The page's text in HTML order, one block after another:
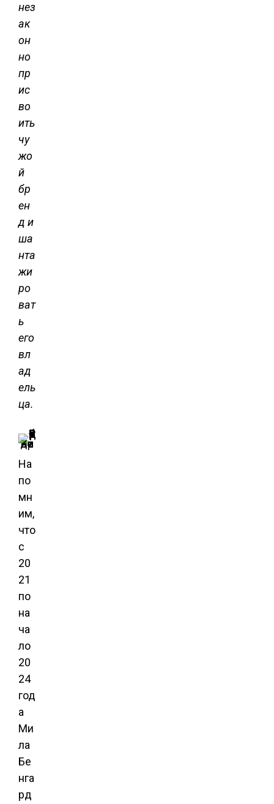
нез
ак
он
но
пр
ис
во
ить
чу
жо
й
бр
ен
д и
ша
нта
жи
ро
ват
ь
его
вл
ад
ель
ца.
Мила Бенгардт
На
по
мн
им,
что
с
20
21
по
на
ча
ло
20
24
год
а
Ми
ла
Бе
нга
рд